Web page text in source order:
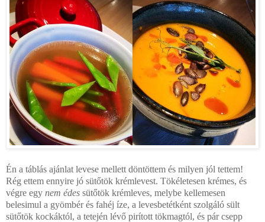
Én a táblás ajánlat levese mellett döntöttem és milyen jól tettem!
Rég ettem ennyire jó sütőtök krémlevest. Tökéletesen krémes, és
végre egy nem édes sütőtök krémleves, melybe kellemesen
belesimul a gyömbér és fahéj íze, a levesbetétként szolgáló sült
sütőtök kockáktól, a tetején lévő pirított tökmagtól, és pár csepp